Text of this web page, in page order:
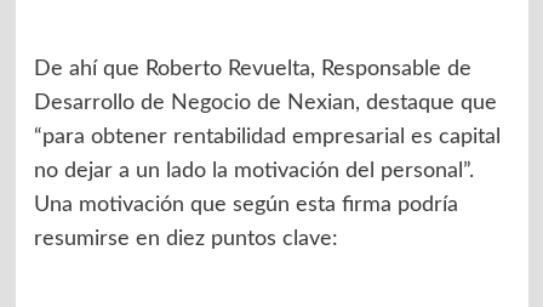
De ahí que Roberto Revuelta, Responsable de
Desarrollo de Negocio de Nexian, destaque que
“para obtener rentabilidad empresarial es capital
no dejar a un lado la motivación del personal”.
Una motivación que según esta firma podría
resumirse en diez puntos clave: